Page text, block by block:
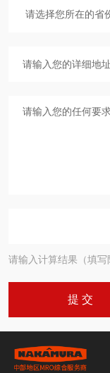
请输入计算结果（填